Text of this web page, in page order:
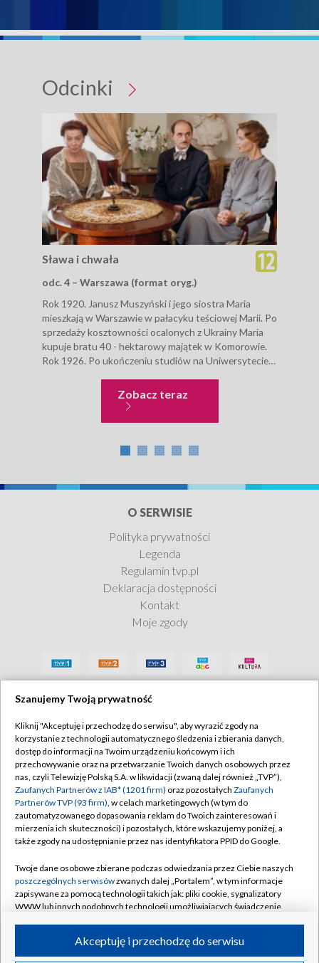
Odcinki
Sława i chwała
odc. 4 – Warszawa (format oryg.)
Rok 1920. Janusz Muszyński i jego siostra Maria
mieszkają w Warszawie w pałacyku teściowej Marii. Po
sprzedaży kosztowności ocalonych z Ukrainy Maria
kupuje bratu 40 - hektarowy majątek w Komorowie.
Rok 1926. Po ukończeniu studiów na Uniwersytecie
Zobacz terazSława i chwała
O SERWISIE
Polityka prywatności
Legenda
Regulamin tvp.pl
Deklaracja dostępności
Kontakt
Moje zgody
Szanujemy Twoją prywatność
Kliknij "Akceptuję i przechodzę do serwisu", aby wyrazić zgody na
korzystanie z technologii automatycznego śledzenia i zbierania danych,
dostęp do informacji na Twoim urządzeniu końcowym i ich
przechowywanie oraz na przetwarzanie Twoich danych osobowych przez
nas, czyli Telewizję Polską S.A. w likwidacji (zwaną dalej również „TVP”),
Zaufanych Partnerów z IAB* (1201 firm) oraz pozostałych Zaufanych
Partnerów TVP (93 firm), w celach marketingowych (w tym do
zautomatyzowanego dopasowania reklam do Twoich zainteresowań i
mierzenia ich skuteczności) i pozostałych, które wskazujemy poniżej, a
także zgody na udostępnianie przez nas identyfikatora PPID do Google.
Twoje dane osobowe zbierane podczas odwiedzania przez Ciebie naszych
poszczególnych serwisówzwanych dalej „Portalem”, w tym informacje
zapisywane za pomocą technologii takich jak: pliki cookie, sygnalizatory
WWW lub innych podobnych technologii umożliwiających świadczenie
ruchu w Internecie.Akceptuję i przechodzę do serwisu